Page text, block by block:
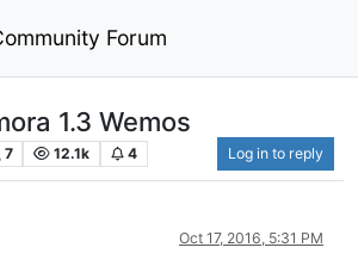
Forum
1.3 Wemos
7 12.1k 4 Log in to reply
Oct 17, 2016, 5:31 PM